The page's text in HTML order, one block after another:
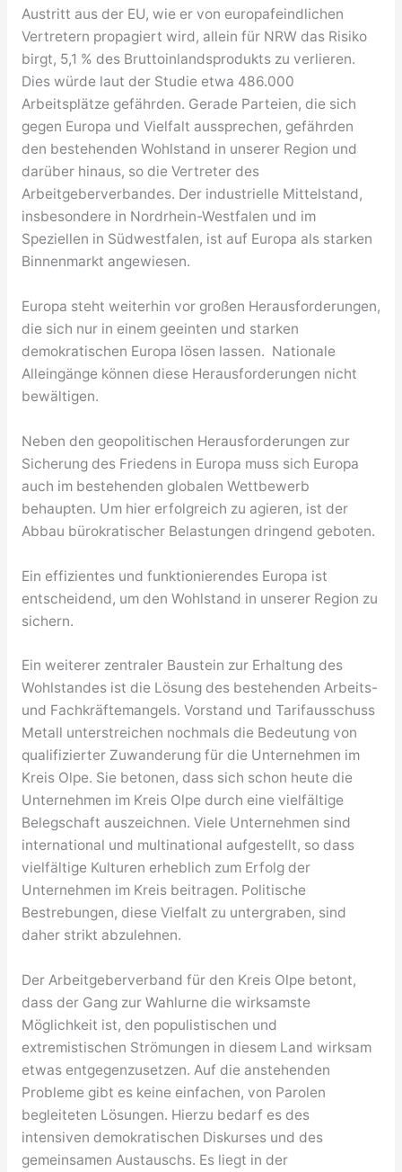
Austritt aus der EU, wie er von europafeindlichen
Vertretern propagiert wird, allein für NRW das Risiko
birgt, 5,1 % des Bruttoinlandsprodukts zu verlieren.
Dies würde laut der Studie etwa 486.000
Arbeitsplätze gefährden. Gerade Parteien, die sich
gegen Europa und Vielfalt aussprechen, gefährden
den bestehenden Wohlstand in unserer Region und
darüber hinaus, so die Vertreter des
Arbeitgeberverbandes. Der industrielle Mittelstand,
insbesondere in Nordrhein-Westfalen und im
Speziellen in Südwestfalen, ist auf Europa als starken
Binnenmarkt angewiesen.
Europa steht weiterhin vor großen Herausforderungen,
die sich nur in einem geeinten und starken
demokratischen Europa lösen lassen. Nationale
Alleingänge können diese Herausforderungen nicht
bewältigen.
Neben den geopolitischen Herausforderungen zur
Sicherung des Friedens in Europa muss sich Europa
auch im bestehenden globalen Wettbewerb
behaupten. Um hier erfolgreich zu agieren, ist der
Abbau bürokratischer Belastungen dringend geboten.
Ein effizientes und funktionierendes Europa ist
entscheidend, um den Wohlstand in unserer Region zu
sichern.
Ein weiterer zentraler Baustein zur Erhaltung des
Wohlstandes ist die Lösung des bestehenden Arbeits-
und Fachkräftemangels. Vorstand und Tarifausschuss
Metall unterstreichen nochmals die Bedeutung von
qualifizierter Zuwanderung für die Unternehmen im
Kreis Olpe. Sie betonen, dass sich schon heute die
Unternehmen im Kreis Olpe durch eine vielfältige
Belegschaft auszeichnen. Viele Unternehmen sind
international und multinational aufgestellt, so dass
vielfältige Kulturen erheblich zum Erfolg der
Unternehmen im Kreis beitragen. Politische
Bestrebungen, diese Vielfalt zu untergraben, sind
daher strikt abzulehnen.
Der Arbeitgeberverband für den Kreis Olpe betont,
dass der Gang zur Wahlurne die wirksamste
Möglichkeit ist, den populistischen und
extremistischen Strömungen in diesem Land wirksam
etwas entgegenzusetzen. Auf die anstehenden
Probleme gibt es keine einfachen, von Parolen
begleiteten Lösungen. Hierzu bedarf es des
intensiven demokratischen Diskurses und des
gemeinsamen Austauschs. Es liegt in der